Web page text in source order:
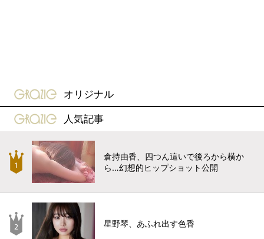
gravure-grazie
オリジナル
gravure-grazie
人気記事
倉持由香、四つん這いで後ろから横か
ら…幻想的ヒップショット公開
星野琴、あふれ出す色香